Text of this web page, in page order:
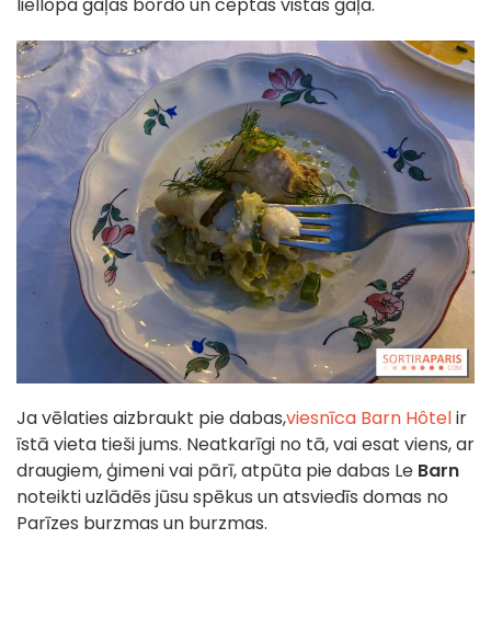
Ja vēlaties aizbraukt pie dabas,viesnīca Barn Hôtelir
īstā vieta tieši jums. Neatkarīgi no tā, vai esat viens, ar
draugiem, ģimeni vai pārī, atpūta pie dabas Le Barn
noteikti uzlādēs jūsu spēkus un atsviedīs domas no
Parīzes burzmas un burzmas.